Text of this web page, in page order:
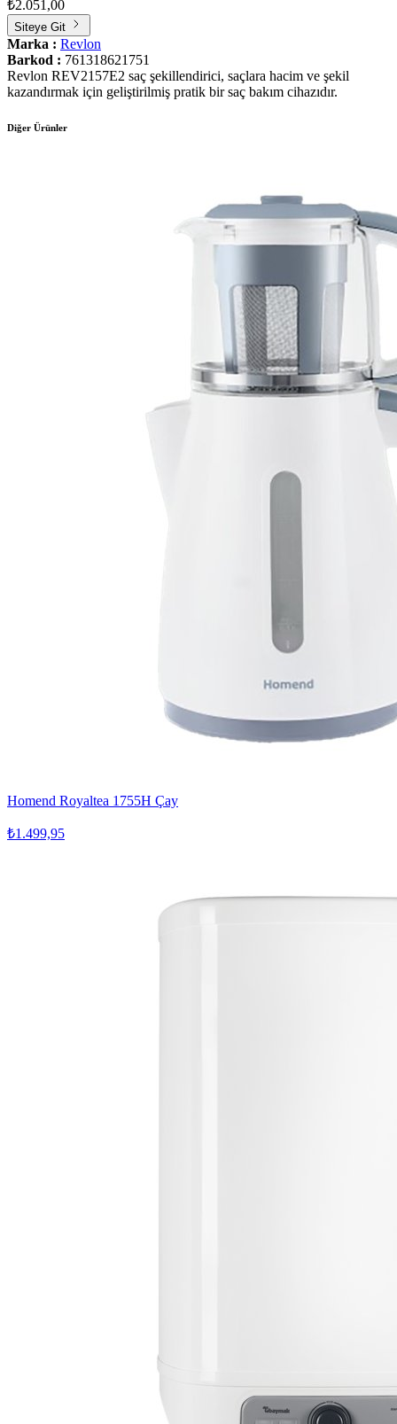
₺2.051,00
Siteye Git
Marka : Revlon
Barkod : 761318621751
Revlon REV2157E2 saç şekillendirici, saçlara hacim ve şekil
kazandırmak için geliştirilmiş pratik bir saç bakım cihazıdır.
Diğer Ürünler
Homend Royaltea 1755H Çay
₺1.499,95